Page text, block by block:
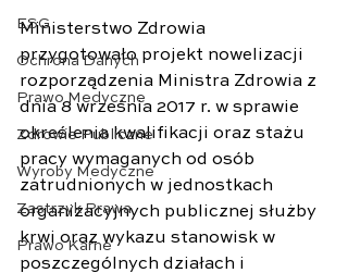
ESG
Ochrona Danych
Prawo Medyczne
Zdrowie Publiczne
Wyroby Medyczne
Zastrzyk Prawa
Prawo Karne
Ministerstwo Zdrowia
przygotowało projekt nowelizacji
rozporządzenia Ministra Zdrowia z
dnia 8 września 2017 r. w sprawie
określenia kwalifikacji oraz stażu
pracy wymaganych od osób
zatrudnionych w jednostkach
organizacyjnych publicznej służby
krwi oraz wykazu stanowisk w
poszczególnych działach i